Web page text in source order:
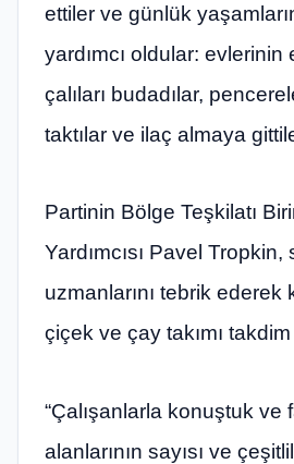
ettiler ve günlük
yardımcı oldular: evlerinin
çalıları budadılar,
taktılar ve ilaç almaya
Partinin Bölge Teşkilatı
Yardımcısı Pavel
uzmanlarını tebrik ederek
çiçek ve çay takımı
“Çalışanlarla konuştuk ve
alanlarının sayısı ve